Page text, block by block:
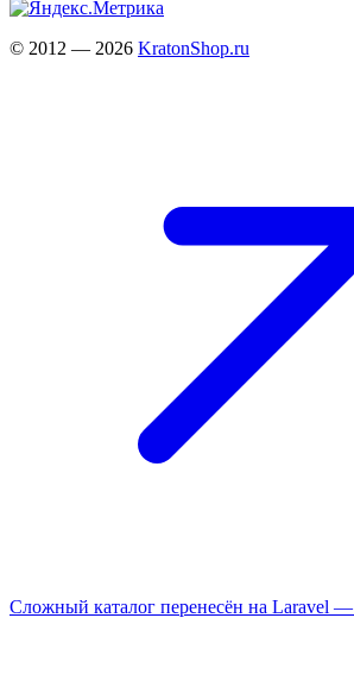
© 2012 — 2026 KratonShop.ru
Сложный каталог перенесён на Laravel —